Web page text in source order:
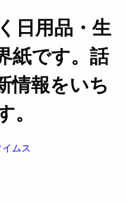
日用品・生
紙です。話
情報をいち